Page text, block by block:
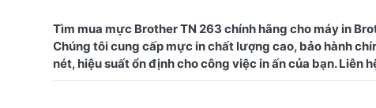
Tìm mua mực Brother TN 263 chính hãng cho máy in
Chúng tôi cung cấp mực in chất lượng cao, bảo hành